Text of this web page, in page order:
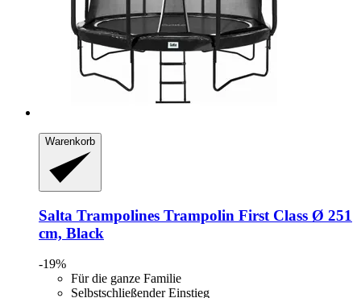
Warenkorb
Salta Trampolines Trampolin First Class Ø 251
cm, Black
-19%
Für die ganze Familie
Selbstschließender Einstieg